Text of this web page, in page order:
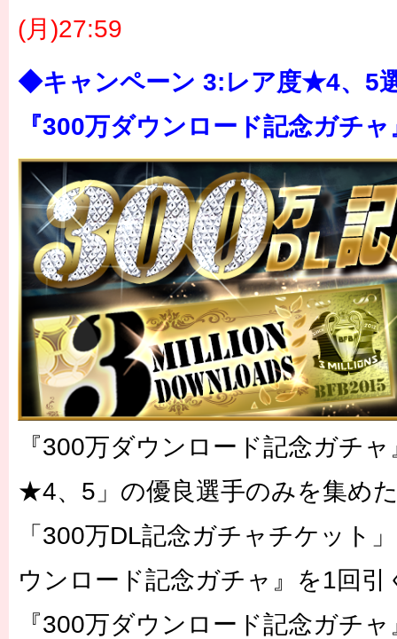
(月)27:59
◆キャンペーン 3:レア度★4、5
『300万ダウンロード記念ガチ
『300万ダウンロード記念ガチ
★4、5」の優良選手のみを集め
「300万DL記念ガチャチケット
ウンロード記念ガチャ』を1回
『300万ダウンロード記念ガチ